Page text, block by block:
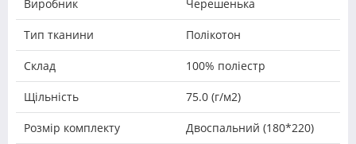
Виробник Черешенька
Тип тканини Полікотон
Склад 100% поліестр
Щільність 75.0 (г/м2)
Розмір комплекту Двоспальний (180*220)